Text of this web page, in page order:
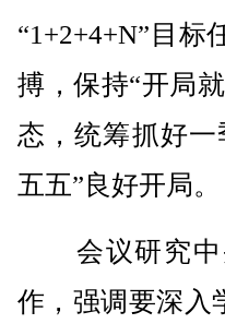
“1+2+4+N”目
搏，保持“开局
态，统筹抓好
五五”良好开局。
会议研究中
作，强调要深入